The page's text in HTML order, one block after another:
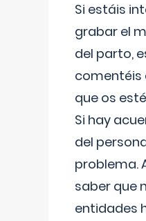
Si estáis
grabar el
del parto,
comentéis
que os
Si hay
del
problema.
saber que
entidades